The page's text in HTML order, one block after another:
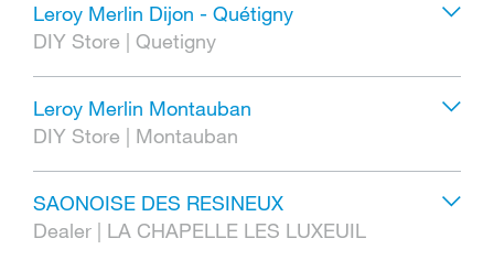
Leroy Merlin Dijon - Quétigny
DIY Store | Quetigny
Leroy Merlin Montauban
DIY Store | Montauban
SAONOISE DES RESINEUX
Dealer | LA CHAPELLE LES LUXEUIL